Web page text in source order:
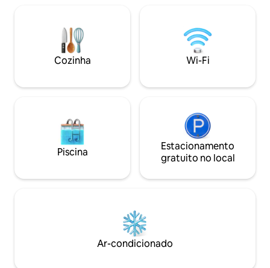
pinheiros altos. Desfrute de internet
rápida, AppleTV
de cozinha
Também
Cozinha Wi-Fi
Piscina
Estacionamento
gratuito no local
Ar-condicionado